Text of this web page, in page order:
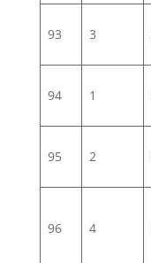
93 3
94 1
95 2
96 4